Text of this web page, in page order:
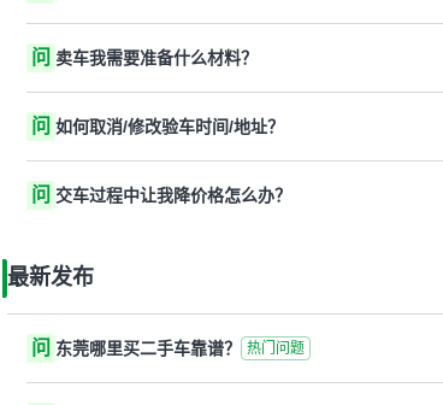
问 卖车我需要准备什么材料？
问 如何取消/修改验车时间/地址？
问 交车过程中让我降价格怎么办？
最新发布
问 东莞哪里买二手车靠谱？ 热门问题